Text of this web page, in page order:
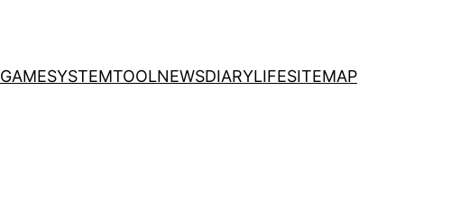
GAMESYSTEMTOOLNEWSDIARYLIFESITEMAP